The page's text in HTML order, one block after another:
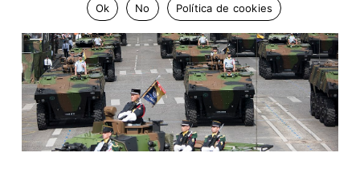
Ok
No Política de cookies